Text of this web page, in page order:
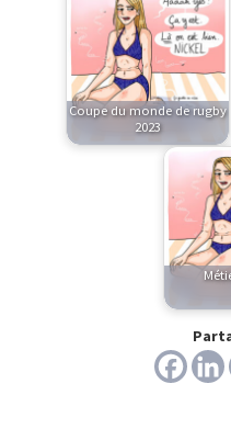
Coupe du monde de rugby
2023